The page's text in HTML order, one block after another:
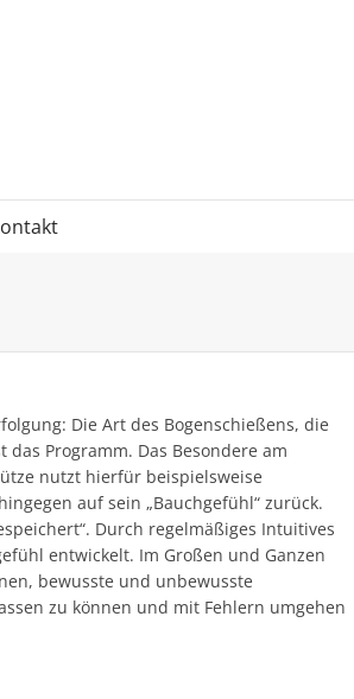
Die Art des Bogenschießens, die
Programm. Das Besondere am
nutzt hierfür beispielsweise
auf sein „Bauchgefühl“ zurück.
Durch regelmäßiges Intuitives
entwickelt. Im Großen und Ganzen
bewusste und unbewusste
zu können und mit Fehlern umgehen